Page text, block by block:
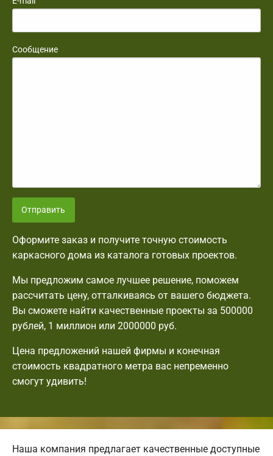
Сообщение
Отправить
Оформите заказ и получите точную стоимость
каркасного дома из каталога готовых проектов.
Мы предложим самое лучшее решение, поможем
рассчитать цену, отталкиваясь от вашего бюджета.
Вы сможете найти качественные проекты за 500000
рублей, 1 миллион или 2000000 руб.
Цена предложений нашей фирмы и конечная
стоимость квадратного метра вас непременно
смогут удивить!
Наша компания предлагает качественные доступные